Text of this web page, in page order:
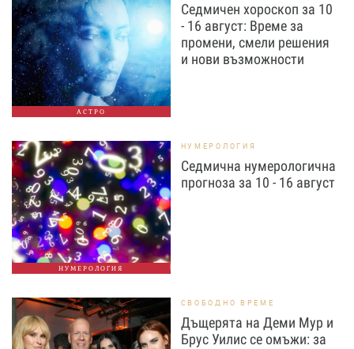
АСТРО
Седмичен хороскоп за 10
- 16 август: Време за
промени, смели решения
и нови възможности
НУМЕРОЛОГИЯ
НУМЕРОЛОГИЯ
Седмична нумерологична
прогноза за 10 - 16 август
СВОБОДНО ВРЕМЕ
Дъщерята на Деми Мур и
Брус Уилис се омъжи: за